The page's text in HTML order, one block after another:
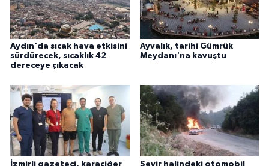
Aydın'da sıcak hava etkisini
sürdürecek, sıcaklık 42
dereceye çıkacak
Ayvalık, tarihi Gümrük
Meydanı'na kavuştu
İzmirli gazeteci, karaciğer
Seyir halindeki otomobil